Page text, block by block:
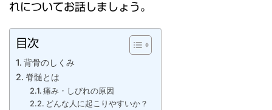
れについてお話しましょう。
目次
背骨のしくみ
脊髄とは
痛み・しびれの原因
どんな人に起こりやすいか？